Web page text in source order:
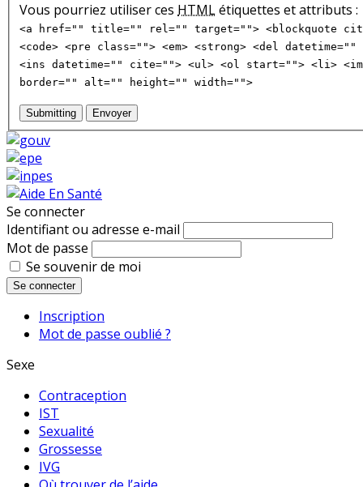
Vous pourriez utiliser ces HTMLétiquettes et attributs :
<a href="" title="" rel="" target=""> <blockquote
<code> <pre class=""> <em> <strong> <del
<ins datetime="" cite=""> <ul> <ol start=""> <li>
border="" alt="" height="" width="">
Submitting Envoyer
Se connecter
Identifiant ou adresse e-mail
Mot de passe
Se souvenir de moi
Se connecter
Inscription
Mot de passe oublié ?
Sexe
Contraception
IST
Sexualité
Grossesse
IVG